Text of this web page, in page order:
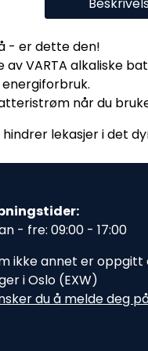
- er dette den!
av VARTA alkaliske
når du
lekasjer i det
- fre: 09:00 - 17:00
ikke annet er
i Oslo (EXW)
du å melde deg